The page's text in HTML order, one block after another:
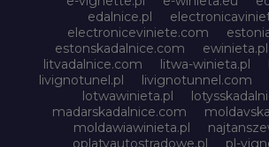
edalnice.pl
electroniceviniete.com
estonskadalnice.com
ewinieta.pl
litvadalnice.com
litwa-winieta.pl
livignotunel.pl
livignotunnel.com
lotwawinieta.pl
madarskadalnice.com
moldawiawinieta.pl